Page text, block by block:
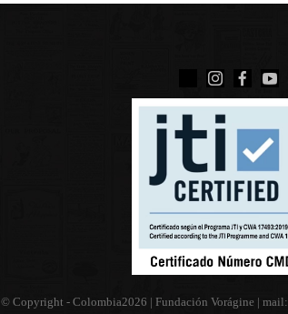
© Copyright - Colombia2026 | Fundación Vorágine | mail: